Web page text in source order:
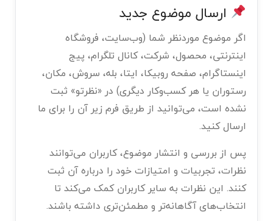
ارسال موضوع جدید
اگر موضوع موردنظر شما (وب‌سایت، فروشگاه
اینترنتی، محصول، شرکت، کانال تلگرام، پیج
اینستاگرام، صفحه روبیکا، ایتا، بله، سروش، مکان،
رستوران یا هر کسب‌وکار دیگری) در «نظرتو» ثبت
نشده است، می‌توانید از طریق فرم زیر آن را برای ما
ارسال کنید.
پس از بررسی و انتشار موضوع، کاربران می‌توانند
نظرات، تجربیات و امتیازات خود را درباره آن ثبت
کنند. این نظرات به سایر کاربران کمک می‌کند تا
انتخاب‌های آگاهانه‌تر و مطمئن‌تری داشته باشند.